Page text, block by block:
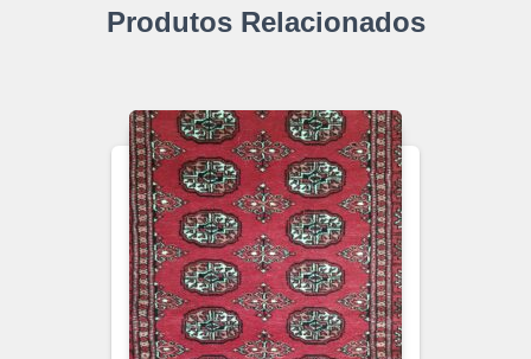
Produtos Relacionados